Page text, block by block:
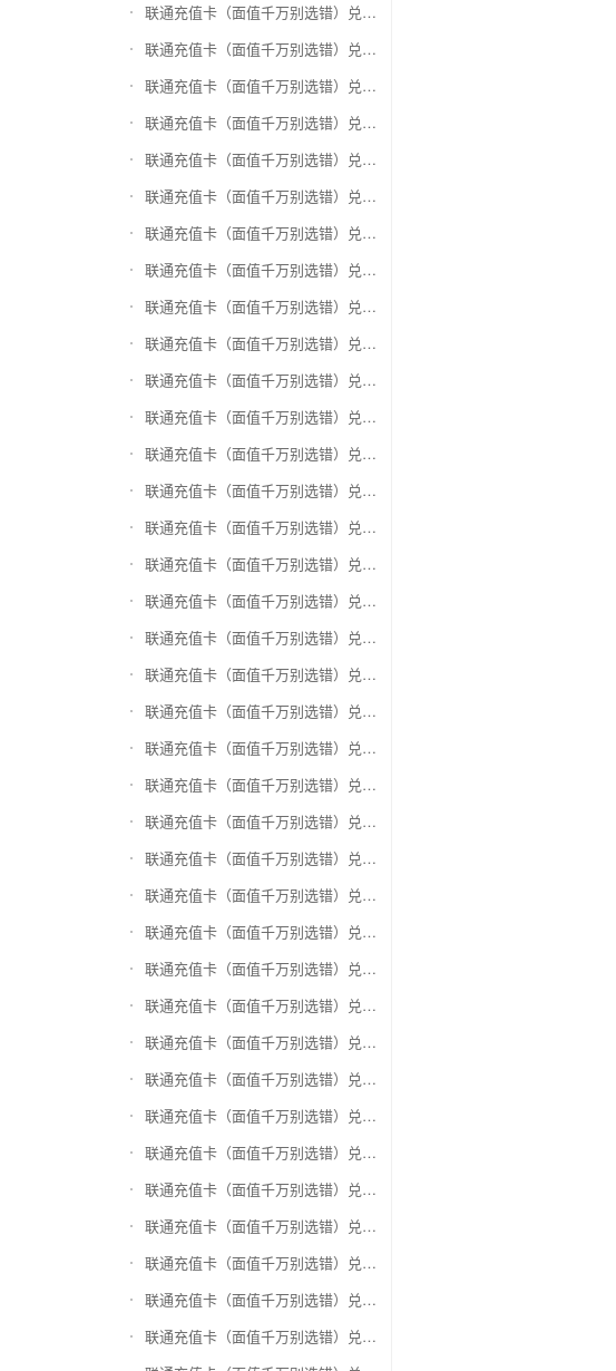
联通充值卡（面值千万别选错）兑换搜狐视频
联通充值卡（面值千万别选错）兑换芒果TV
联通充值卡（面值千万别选错）兑换QQ音乐
联通充值卡（面值千万别选错）兑换酷狗音乐
联通充值卡（面值千万别选错）兑换周黑鸭
联通充值卡（面值千万别选错）兑换一号店礼品卡
联通充值卡（面值千万别选错）兑换亚马逊（只要实体卡）
联通充值卡（面值千万别选错）兑换中粮我买网礼品卡
联通充值卡（面值千万别选错）兑换当当礼品卡
联通充值卡（面值千万别选错）兑换国美红券
联通充值卡（面值千万别选错）兑换盛付通卡
联通充值卡（面值千万别选错）兑换付费通
联通充值卡（面值千万别选错）兑换得仕通卡
联通充值卡（面值千万别选错）兑换便利通卡
联通充值卡（面值千万别选错）兑换同程旅游卡
联通充值卡（面值千万别选错）兑换万能消费卡
联通充值卡（面值千万别选错）兑换生活杉德卡
联通充值卡（面值千万别选错）兑换世通卡
联通充值卡（面值千万别选错）兑换商盟卡
联通充值卡（面值千万别选错）兑换赢点生活卡
联通充值卡（面值千万别选错）兑换智惠卡
联通充值卡（面值千万别选错）兑换途牛商旅卡
联通充值卡（面值千万别选错）兑换天天一卡通
联通充值卡（面值千万别选错）兑换(易初)卜蜂莲花礼品卡
联通充值卡（面值千万别选错）兑换神州运通超级卡(运通网购卡)
联通充值卡（面值千万别选错）兑换中石油省卡
联通充值卡（面值千万别选错）兑换必胜客
联通充值卡（面值千万别选错）兑换星巴克
联通充值卡（面值千万别选错）兑换哈根达斯电子券
联通充值卡（面值千万别选错）兑换平安1768欢乐豆
联通充值卡（面值千万别选错）兑换金山一卡通
联通充值卡（面值千万别选错）兑换汉购通
联通充值卡（面值千万别选错）兑换肯德基
联通充值卡（面值千万别选错）兑换CoCo
联通充值卡（面值千万别选错）兑换COSTA
联通充值卡（面值千万别选错）兑换滴滴打车
联通充值卡（面值千万别选错）兑换锦江e卡通(锦江一卡通)